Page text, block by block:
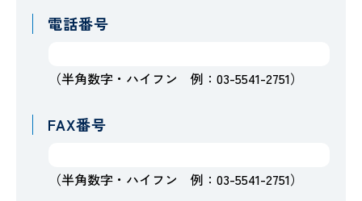
電話番号
（半角数字・ハイフン 例：03-5541-2751）
FAX番号
（半角数字・ハイフン 例：03-5541-2751）